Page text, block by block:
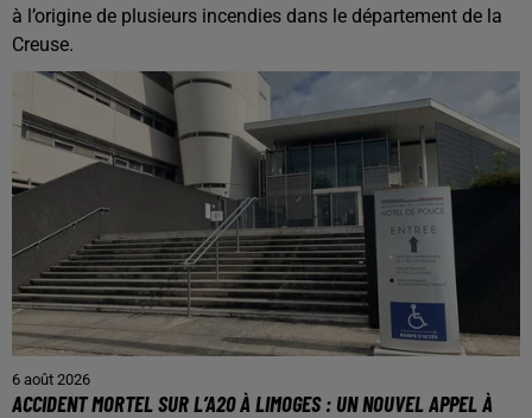
à l’origine de plusieurs incendies dans le département de la
Creuse.
6 août 2026
ACCIDENT MORTEL SUR L’A20 À LIMOGES : UN NOUVEL APPEL À